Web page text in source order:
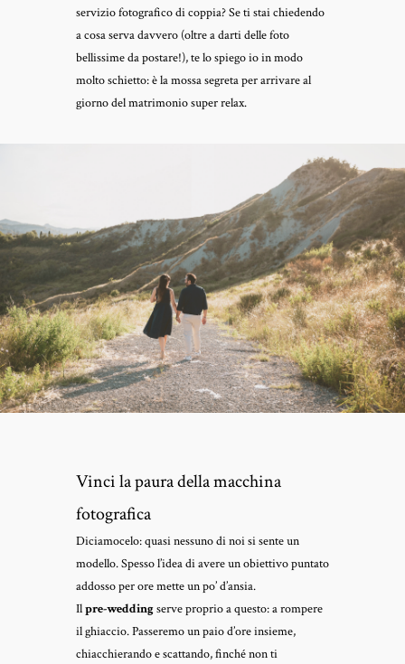
servizio fotografico di coppia? Se ti stai chiedendo
a cosa serva davvero (oltre a darti delle foto
bellissime da postare!), te lo spiego io in modo
molto schietto: è la mossa segreta per arrivare al
giorno del matrimonio super relax.
Vinci la paura della macchina
fotografica
Diciamocelo: quasi nessuno di noi si sente un
modello. Spesso l’idea di avere un obiettivo puntato
addosso per ore mette un po’ d’ansia.
Ilpre-weddingserve proprio a questo: a rompere
il ghiaccio. Passeremo un paio d’ore insieme,
chiacchierando e scattando, finché non ti